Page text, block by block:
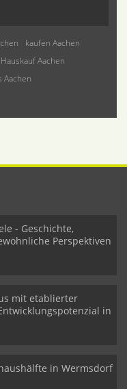
kaufen Aachen
Hauskauf Aachen
Aachen
- Geschichte,
Perspektiven
mit etablierter
in
in Wermsdorf